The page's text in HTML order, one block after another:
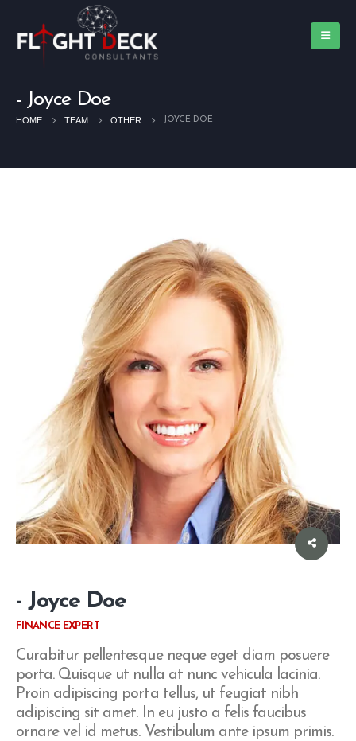
Joyce Doe
HOME TEAM OTHER JOYCE DOE
- Joyce Doe
FINANCE EXPERT
Curabitur pellentesque neque eget diam posuere
porta. Quisque ut nulla at nunc vehicula lacinia.
Proin adipiscing porta tellus, ut feugiat nibh
adipiscing sit amet. In eu justo a felis faucibus
ornare vel id metus. Vestibulum ante ipsum primis.